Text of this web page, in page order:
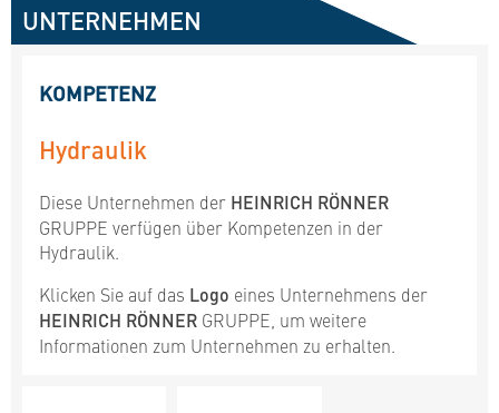
UNTERNEHMEN
KOMPETENZ
Hydraulik
Diese Unternehmen der HEINRICH RÖNNER
GRUPPE verfügen über Kompetenzen in der
Hydraulik.
Klicken Sie auf das Logo eines Unternehmens der
HEINRICH RÖNNER GRUPPE, um weitere
Informationen zum Unternehmen zu erhalten.